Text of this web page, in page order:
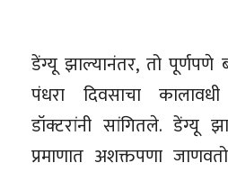
डेंग्यू झाल्यानंतर, तो पूर्णपणे
पंधरा दिवसाचा
डॉक्टरांनी सांगितले. डेंग्यू
प्रमाणात अशक्तपणा